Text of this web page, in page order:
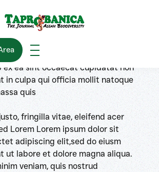
Post Title
dolor sit amet, consectet
do eiusm por incididunt ut
magna aliqua. Ut enim ad minim
exercitation ullamco laboris
ex ea sint occaecat cupidatat non
in culpa qui officia mollit natoque
quis
fringilla vitae, eleifend acer
Lorem Lorem ipsum dolor sit
adipiscing elit,sed do eiusm
ut labore et dolore magna aliqua.
veniam, quis nostrud